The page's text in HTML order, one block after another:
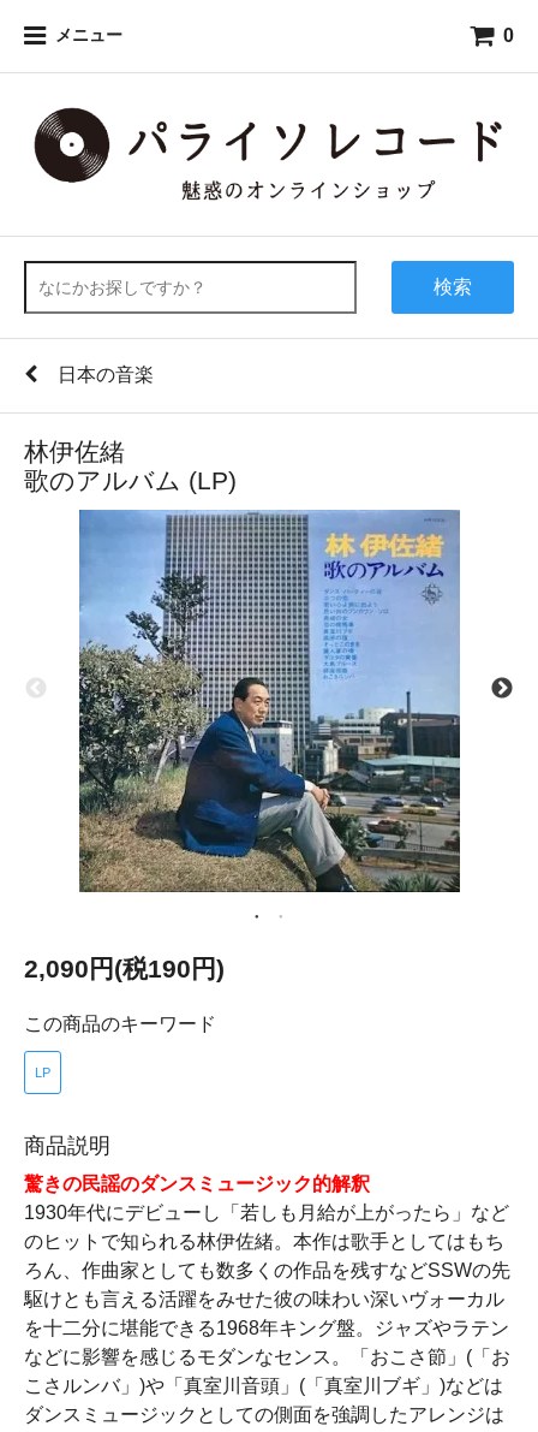
メニュー 0
検索
日本の音楽
林伊佐緒
歌のアルバム (LP)
2,090円(税190円)
この商品のキーワード
LP
商品説明
驚きの民謡のダンスミュージック的解釈
1930年代にデビューし「若しも月給が上がったら」など
のヒットで知られる林伊佐緒。本作は歌手としてはもち
ろん、作曲家としても数多くの作品を残すなどSSWの先
駆けとも言える活躍をみせた彼の味わい深いヴォーカル
を十二分に堪能できる1968年キング盤。ジャズやラテン
などに影響を感じるモダンなセンス。「おこさ節」(「お
こさルンバ」)や「真室川音頭」(「真室川ブギ」)などは
ダンスミュージックとしての側面を強調したアレンジは